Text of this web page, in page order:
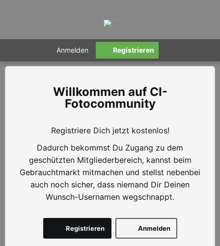
Anmelden Registrieren
CI-
Fotocommunity
Registriere Dich jetzt kostenlos!
Dadurch bekommst Du Zugang zu dem
geschützten Mitgliederbereich, kannst beim
Gebrauchtmarkt mitmachen und stellst nebenbei
auch noch sicher, dass niemand Dir Deinen
Wunsch-Usernamen wegschnappt.
Anmelden
Registrieren